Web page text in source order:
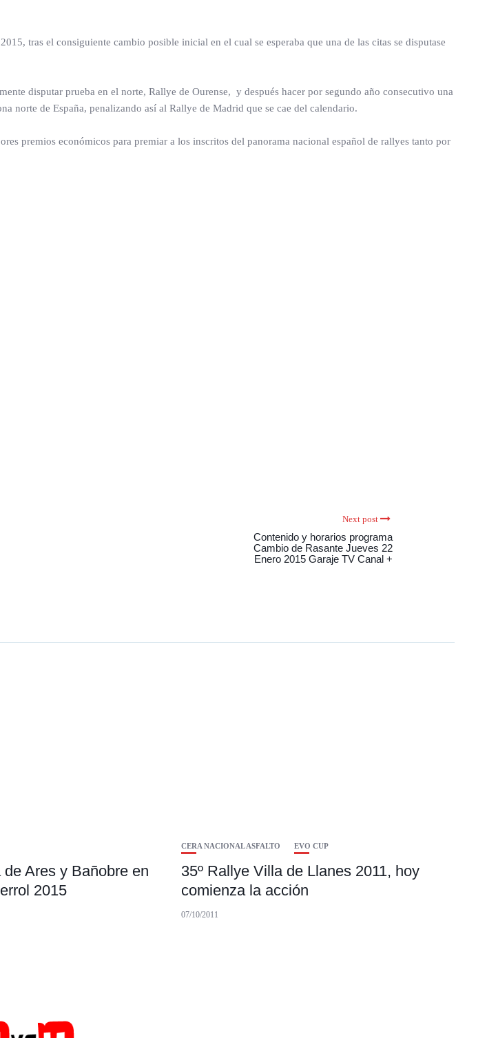
tras el consiguiente cambio posible inicial en el cual se esperaba que una de las citas se disputase
disputar prueba en el norte, Rallye de Ourense, y después hacer por segundo año consecutivo una
norte de España, penalizando así al Rallye de Madrid que se cae del calendario.
premios económicos para premiar a los inscritos del panorama nacional español de rallyes tanto por
Next post
Contenido y horarios programa
Cambio de Rasante Jueves 22
Enero 2015 Garaje TV Canal +
Ares y Bañobre en
2015
CERA NACIONAL ASFALTO EVO CUP
35º Rallye Villa de Llanes 2011, hoy
comienza la acción
07/10/2011